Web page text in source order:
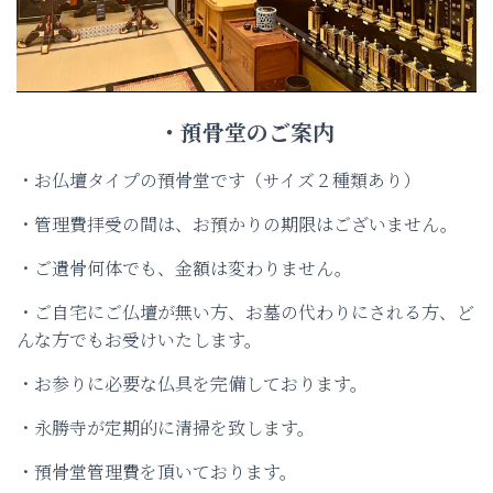
・預骨堂のご案内
・お仏壇タイプの預骨堂です（サイズ２種類あり）
・管理費拝受の間は、お預かりの期限はございません。
・ご遺骨何体でも、金額は変わりません。
・ご自宅にご仏壇が無い方、お墓の代わりにされる方、ど
んな方でもお受けいたします。
・お参りに必要な仏具を完備しております。
・永勝寺が定期的に清掃を致します。
・預骨堂管理費を頂いております。